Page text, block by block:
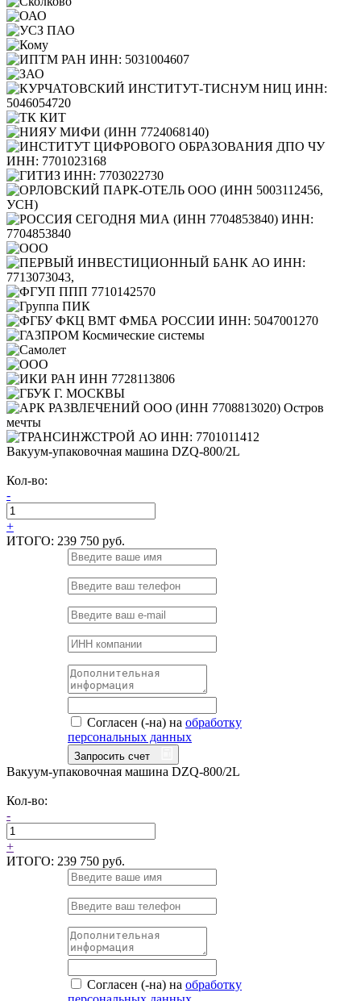
Вакуум-упаковочная машина DZQ-800/2L
Кол-во:
-
+
ИТОГО: 239 750 руб.
Согласен (-на) на обработку
персональных данных
Запросить счет
Вакуум-упаковочная машина DZQ-800/2L
Кол-во:
-
+
ИТОГО: 239 750 руб.
Согласен (-на) на обработку